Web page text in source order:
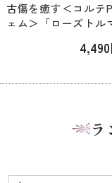
古傷を癒す＜コルテ
ェム＞「ローズトル